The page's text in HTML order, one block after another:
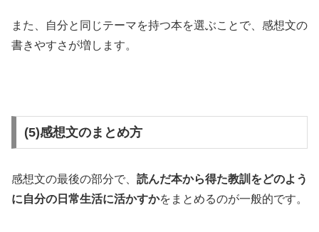
また、自分と同じテーマを持つ本を選ぶことで、感想文の
書きやすさが増します。
(5)感想文のまとめ方
感想文の最後の部分で、 読んだ本から得た教訓をどのよう
に自分の日常生活に活かすかをまとめるのが一般的です。